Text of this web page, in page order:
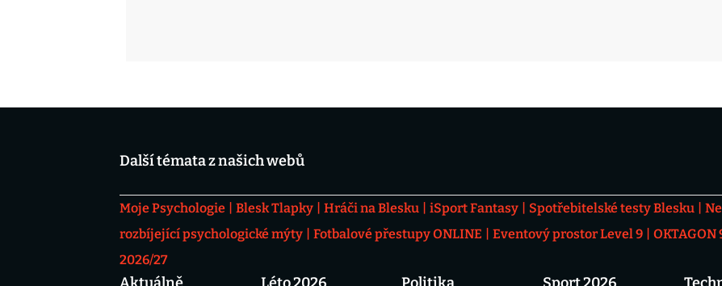
Další témata z našich webů
Moje Psychologie Blesk Tlapky Hráči na Blesku iSport Fantasy Spotřebitelské testy Blesku
rozbíjející psychologické mýty
Fotbalové přestupy ONLINE Eventový prostor Level 9 OKTAGON
2026/27